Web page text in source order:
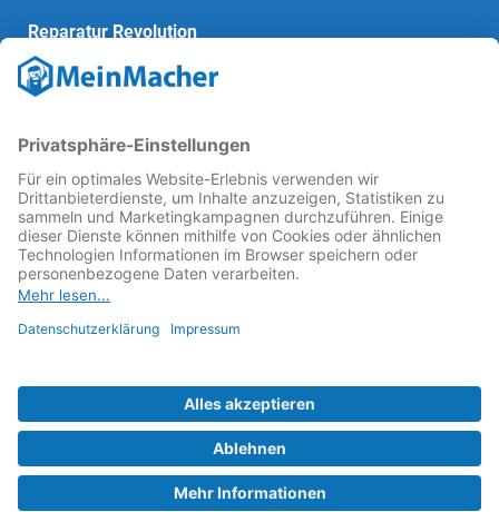
Reparatur Revolution
MeinMacher ist eine Marke der
kämpft als Gründungsmitglied des
Reparaturbedingungen: Für Produkte, die sich gut
reparieren lassen, für günstigere Ersatzteile und den
Erhalt der reparierenden Betriebe und des Reparatur-
Know-hows in Deutschland.
Weitere Informationen
Fachhändler finden
Über uns
© 2023 MeinMacher - eine Marke der Vangerow GmbH
Impressum↗